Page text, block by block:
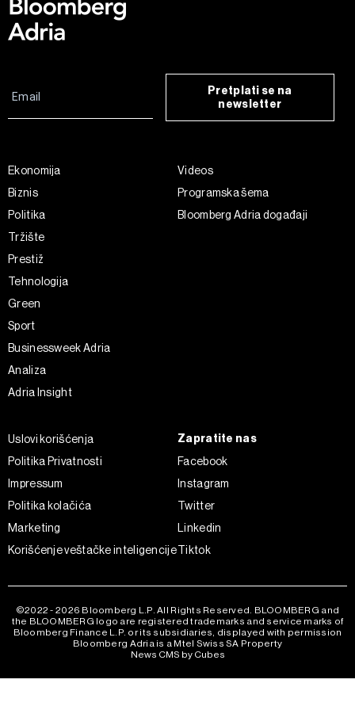
Pretplati se na
newsletter
Ekonomija
Biznis
Politika
Tržište
Prestiž
Tehnologija
Green
Sport
Businessweek Adria
Analiza
Adria Insight
Videos
Programska šema
Bloomberg Adria događaji
Uslovi korišćenja
Politika Privatnosti
Impressum
Politika kolačića
Marketing
Korišćenje veštačke inteligencije
Zapratite nas
Facebook
Instagram
Twitter
Linkedin
Tiktok
©2022 - 2026 Bloomberg L.P. All Rights Reserved. BLOOMBERG and
the BLOOMBERG logo are registered trademarks and service marks of
Bloomberg Finance L.P. or its subsidiaries, displayed with permission
Bloomberg Adria is a Mtel Swiss SA Property
News CMS by Cubes